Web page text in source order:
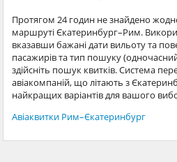
Протягом 24 годин не знайдено
маршруті Єкатеринбург–Рим.
вказавши бажані дати вильоту та
пасажирів та тип пошуку
здійсніть пошук квитків. Система
авіакомпаній, що літають з
найкращих варіантів для вашого
Авіаквитки Рим–Єкатеринбург